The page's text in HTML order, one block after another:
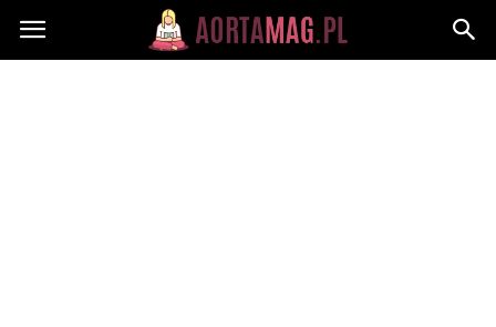
Aortamag.pl